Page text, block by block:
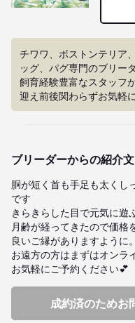
チワワ、ボストンテリア
ッグ、パグ専門のブリー
飼育経験豊富なスタッフ
迎え前後関わらずお気軽
ブリーダーからの紹介文
胴が短く首も手足も太くし
です
きらきらした目で元気に遊
月齢が経ってきたので価格
良いご縁がありますように。
お遠方の方はまずはオンラ
お気軽にご予約ください💕
成約済のためお